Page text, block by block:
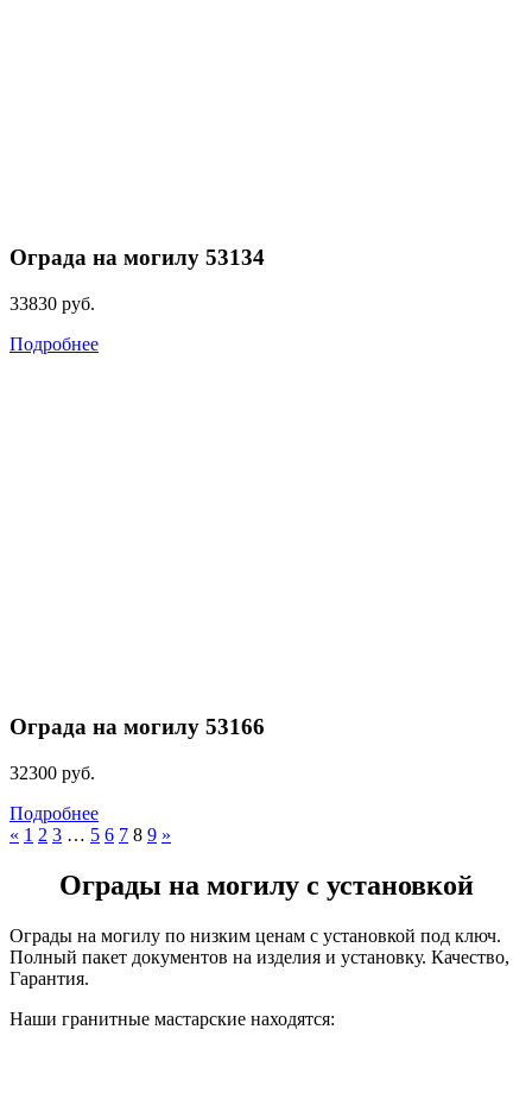
Ограда на могилу 53134
33830 руб.
Подробнее
Ограда на могилу 53166
32300 руб.
Подробнее
« 1 2 3 … 5 6 7 8 9 »
Ограды на могилу с установкой
Ограды на могилу по низким ценам с установкой под ключ.
Полный пакет документов на изделия и установку. Качество,
Гарантия.
Наши гранитные мастарские находятся: